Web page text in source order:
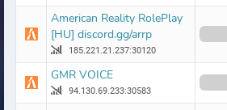
American Reality RolePlay
[HU] discord.gg/arrp
185.221.21.237:30120
GMR VOICE
94.130.69.233:30583